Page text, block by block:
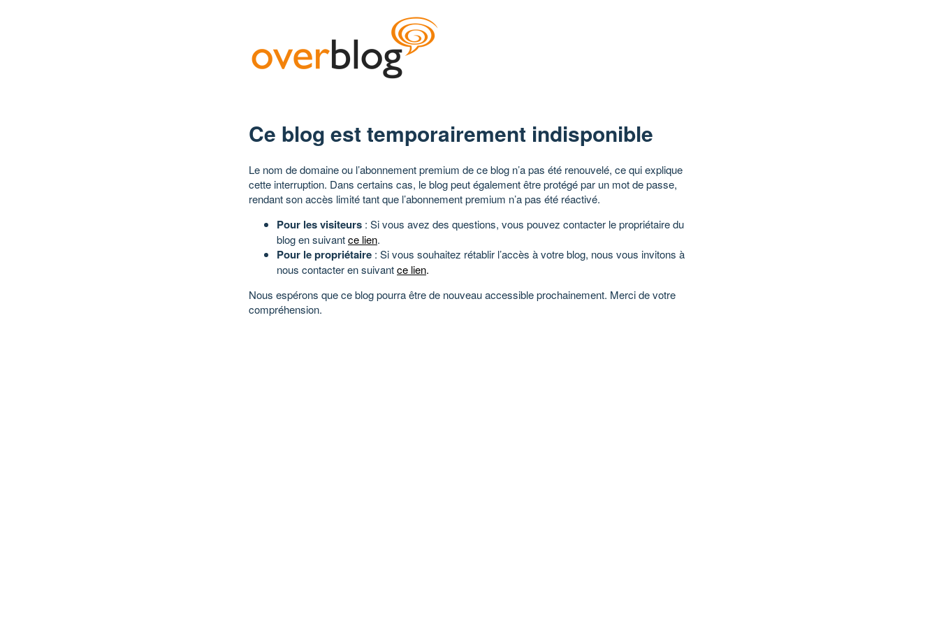
Ce blog est temporairement indisponible
Le nom de domaine ou l’abonnement premium de ce blog n’a pas été renouvelé, ce qui explique
cette interruption. Dans certains cas, le blog peut également être protégé par un mot de passe,
rendant son accès limité tant que l’abonnement premium n’a pas été réactivé.
Pour les visiteurs : Si vous avez des questions, vous pouvez contacter le propriétaire du
blog en suivantce lien.
Pour le propriétaire : Si vous souhaitez rétablir l’accès à votre blog, nous vous invitons à
nous contacter en suivantce lien.
Nous espérons que ce blog pourra être de nouveau accessible prochainement. Merci de votre
compréhension.